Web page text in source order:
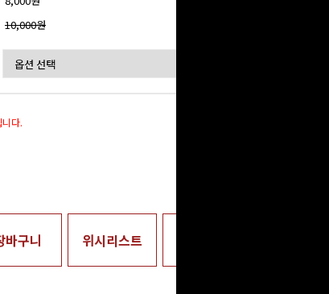
10,000원
다.
바구니 위시리스트